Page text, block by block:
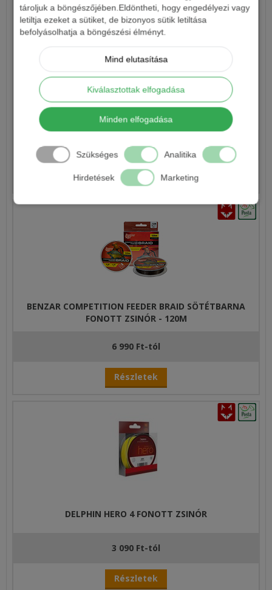
tároljuk a böngészőjében.Eldöntheti, hogy engedélyezi vagy
letiltja ezeket a sütiket, de bizonyos sütik letiltása
befolyásolhatja a böngészési élményt.
Mind elutasítása
Kiválasztottak elfogadása
Minden elfogadása
Szükséges Analitika
Hirdetések Marketing
BENZAR METHOD BRAID SÖTÉTBARNA FONOTT ZSINÓR -
200M
7 590 Ft-tól
Részletek
BENZAR COMPETITION FEEDER BRAID SÖTÉTBARNA
FONOTT ZSINÓR - 120M
6 990 Ft-tól
Részletek
DELPHIN HERO 4 FONOTT ZSINÓR
3 090 Ft-tól
Részletek